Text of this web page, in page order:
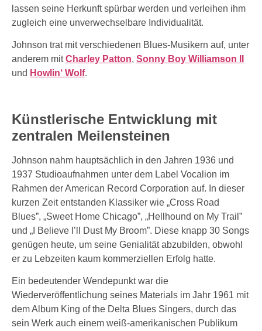
lassen seine Herkunft spürbar werden und verleihen ihm
zugleich eine unverwechselbare Individualität.
Johnson trat mit verschiedenen Blues-Musikern auf, unter
anderem mitCharley Patton, Sonny Boy Williamson II
und Howlin‘ Wolf.
Künstlerische Entwicklung mit
zentralen Meilensteinen
Johnson nahm hauptsächlich in den Jahren 1936 und
1937 Studioaufnahmen unter dem Label Vocalion im
Rahmen der American Record Corporation auf. In dieser
kurzen Zeit entstanden Klassiker wie „Cross Road
Blues”, „Sweet Home Chicago”, „Hellhound on My Trail”
und „I Believe I’ll Dust My Broom”. Diese knapp 30 Songs
genügen heute, um seine Genialität abzubilden, obwohl
er zu Lebzeiten kaum kommerziellen Erfolg hatte.
Ein bedeutender Wendepunkt war die
Wiederveröffentlichung seines Materials im Jahr 1961 mit
dem Album King of the Delta Blues Singers, durch das
sein Werk auch einem weiß-amerikanischen Publikum